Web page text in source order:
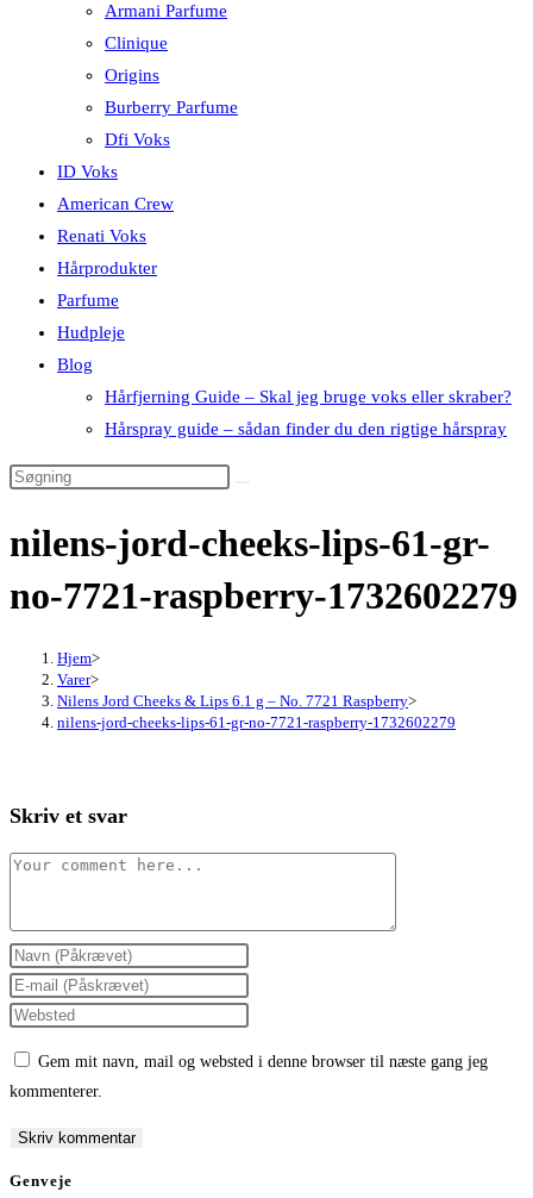
Armani Parfume
Clinique
Origins
Burberry Parfume
Dfi Voks
ID Voks
American Crew
Renati Voks
Hårprodukter
Parfume
Hudpleje
Blog
Hårfjerning Guide – Skal jeg bruge voks eller skraber?
Hårspray guide – sådan finder du den rigtige hårspray
nilens-jord-cheeks-lips-61-gr-
no-7721-raspberry-1732602279
Hjem>
Varer>
Nilens Jord Cheeks & Lips 6.1 g – No. 7721 Raspberry>
nilens-jord-cheeks-lips-61-gr-no-7721-raspberry-1732602279
Skriv et svar
Comment
Enter
your
name
comment
Enter
your
comment
Enter
(optional)
Gem mit navn, mail og websted i denne browser til næste gang jeg
kommenterer.
Genveje